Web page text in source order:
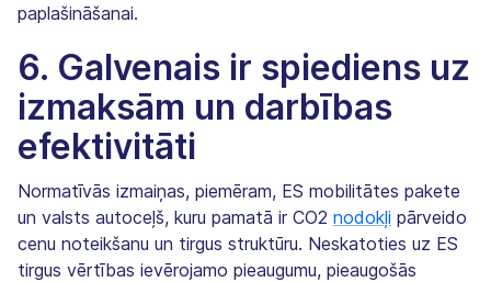
paplašināšanai.
6. Galvenais ir spiediens uz
izmaksām un darbības
efektivitāti
Normatīvās izmaiņas, piemēram, ES mobilitātes pakete
un valsts autoceļš, kuru pamatā ir CO2 nodokļi pārveido
cenu noteikšanu un tirgus struktūru. Neskatoties uz ES
tirgus vērtības ievērojamo pieaugumu, pieaugošās